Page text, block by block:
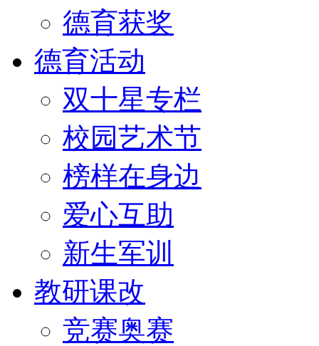
德育获奖
德育活动
双十星专栏
校园艺术节
榜样在身边
爱心互助
新生军训
教研课改
竞赛奥赛